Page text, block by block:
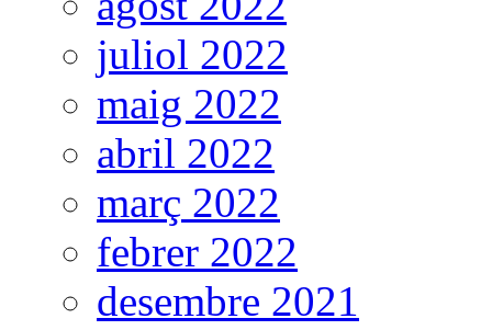
juliol 2022
maig 2022
abril 2022
març 2022
febrer 2022
desembre 2021